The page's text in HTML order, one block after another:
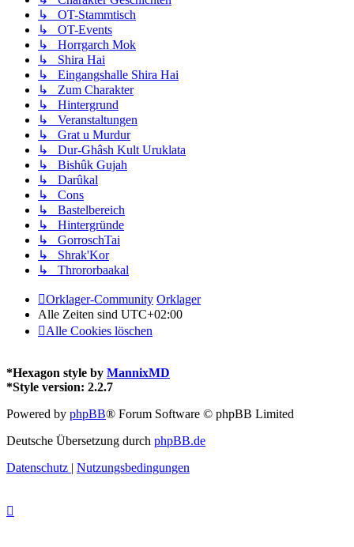
↳ OT-Stammtisch
↳ OT-Events
↳ Horrgarch Mok
↳ Shira Hai
↳ Eingangshalle Shira Hai
↳ Zum Charakter
↳ Hintergrund
↳ Veranstaltungen
↳ Grat u Murdur
↳ Dur-Ghâsh Kult Uruklata
↳ Bishûk Gujah
↳ Darûkal
↳ Cons
↳ Bastelbereich
↳ Hintergründe
↳ GorroschTai
↳ Shrak'Kor
↳ Thrororbaakal
Orklager-Community Orklager
Alle Zeiten sind UTC+02:00
Alle Cookies löschen
*Hexagon style by MannixMD
*Style version: 2.2.7
Powered by phpBB® Forum Software © phpBB Limited
Deutsche Übersetzung durch phpBB.de
Datenschutz
Nutzungsbedingungen